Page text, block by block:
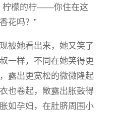
柠檬的柠——你住在这
花吗？”
被她看出来，她又笑了
一样，不同在她笑得更
露出更宽松的微微隆起
也卷起，敞露出胀鼓得
如孕妇，在肚脐周围小